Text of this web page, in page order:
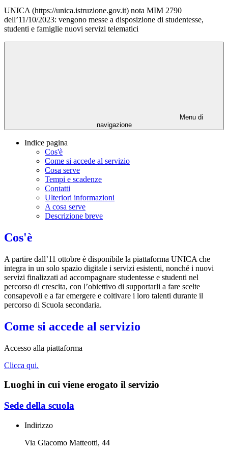
UNICA (https://unica.istruzione.gov.it) nota MIM 2790
dell’11/10/2023: vengono messe a disposizione di studentesse,
studenti e famiglie nuovi servizi telematici
Menu di
navigazione
Indice pagina
Cos'è
Come si accede al servizio
Cosa serve
Tempi e scadenze
Contatti
Ulteriori informazioni
A cosa serve
Descrizione breve
Cos'è
A partire dall’11 ottobre è disponibile la piattaforma UNICA che
integra in un solo spazio digitale i servizi esistenti, nonché i nuovi
servizi finalizzati ad accompagnare studentesse e studenti nel
percorso di crescita, con l’obiettivo di supportarli a fare scelte
consapevoli e a far emergere e coltivare i loro talenti durante il
percorso di Scuola secondaria.
Come si accede al servizio
Accesso alla piattaforma
Clicca qui.
Luoghi in cui viene erogato il servizio
Sede della scuola
Indirizzo
Via Giacomo Matteotti, 44